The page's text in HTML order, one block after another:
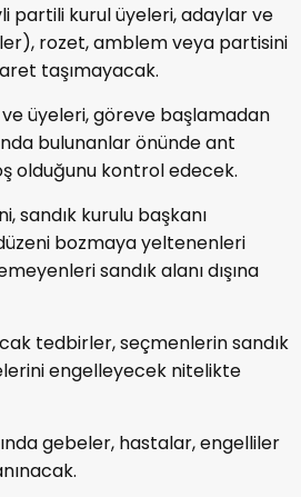
partili kurul üyeleri, adaylar ve
rozet, amblem veya partisini
taşımayacak.
ve üyeleri, göreve başlamadan
bulunanlar önünde ant
olduğunu kontrol edecek.
sandık kurulu başkanı
bozmaya yeltenenleri
sandık alanı dışına
tedbirler, seçmenlerin sandık
engelleyecek nitelikte
gebeler, hastalar, engelliler